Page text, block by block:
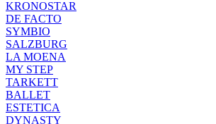
KRONOSTAR
DE FACTO
SYMBIO
SALZBURG
LA MOENA
MY STEP
TARKETT
BALLET
ESTETICA
DYNASTY